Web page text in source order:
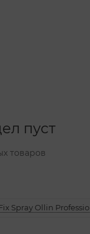
пуст
товаров
Spray Ollin